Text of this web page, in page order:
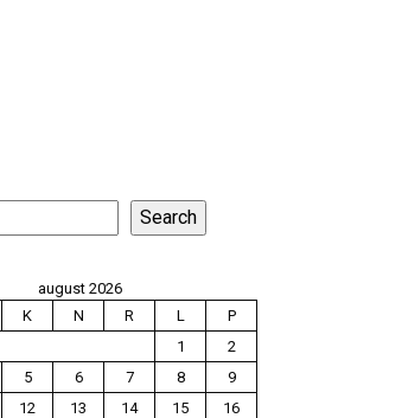
Search
august 2026
K N R L
P
1
2
5 6 7 8
9
12 13 14 15
16